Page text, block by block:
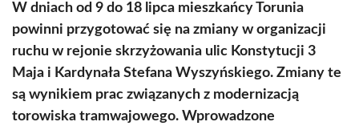
W dniach od 9 do 18 lipca mieszkańcy Torunia
powinni przygotować się na zmiany w organizacji
ruchu w rejonie skrzyżowania ulic Konstytucji 3
Maja i Kardynała Stefana Wyszyńskiego. Zmiany te
są wynikiem prac związanych z modernizacją
torowiska tramwajowego. Wprowadzone